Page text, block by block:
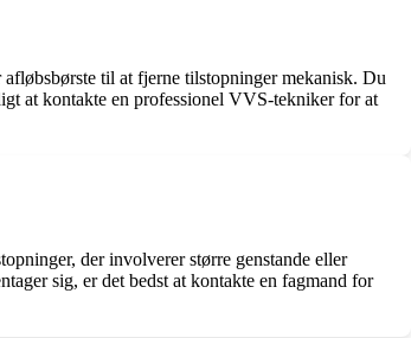
til at fjerne tilstopninger mekanisk. Du
at kontakte en professionel VVS-tekniker for at
der involverer større genstande eller
sig, er det bedst at kontakte en fagmand for